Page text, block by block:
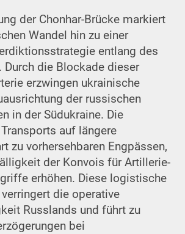
der Chonhar-Brücke markiert
Wandel hin zu einer
entlang des
Durch die Blockade dieser
erzwingen ukrainische
der russischen
in der Südukraine. Die
auf längere
zu vorhersehbaren Engpässen,
der Konvois für Artillerie-
erhöhen. Diese logistische
die operative
Russlands und führt zu
bei